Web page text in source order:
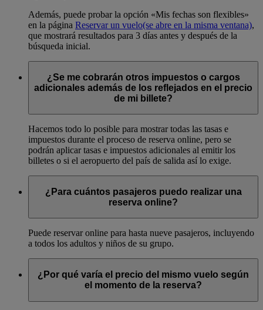
Además, puede probar la opción «Mis fechas son flexibles»
en la página Reservar un vuelo(se abre en la misma ventana),
que mostrará resultados para 3 días antes y después de la
búsqueda inicial.
¿Se me cobrarán otros impuestos o cargos
adicionales además de los reflejados en el precio
de mi billete?
Hacemos todo lo posible para mostrar todas las tasas e
impuestos durante el proceso de reserva online, pero se
podrán aplicar tasas e impuestos adicionales al emitir los
billetes o si el aeropuerto del país de salida así lo exige.
¿Para cuántos pasajeros puedo realizar una
reserva online?
Puede reservar online para hasta nueve pasajeros, incluyendo
a todos los adultos y niños de su grupo.
¿Por qué varía el precio del mismo vuelo según
el momento de la reserva?